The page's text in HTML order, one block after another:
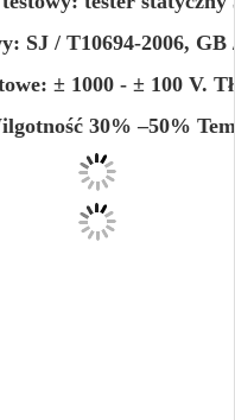
SJ / T10694-2006, GB
± 1000 - ± 100 V.
30% –50%